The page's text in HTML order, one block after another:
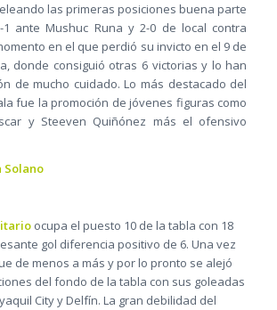
las primeras posiciones buena parte
1 ante Mushuc Runa y 2-0 de local contra
en el que perdió su invicto en el 9 de
donde consiguió otras 6 victorias y lo han
de mucho cuidado. Lo más destacado del
fue la promoción de jóvenes figuras como
y Steeven Quiñónez más el ofensivo
Solano
ocupa el puesto 10 de la tabla con 18
gol diferencia positivo de 6. Una vez
de menos a más y por lo pronto se alejó
del fondo de la tabla con sus goleadas
City y Delfín. La gran debilidad del